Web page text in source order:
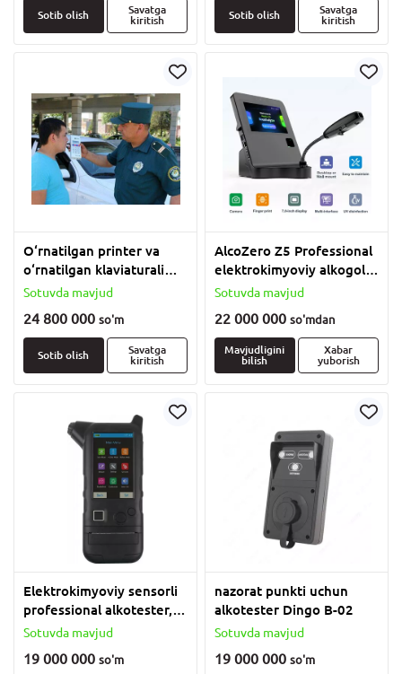
Sotib olish
Savatga
kiritish
Sotib olish
Savatga
kiritish
O‘rnatilgan printer va
o‘rnatilgan klaviaturali
AKPE-01M-03 alkogol
Sotuvda mavjud
24 800 000 so'm
Sotib olish
Savatga
kiritish
AlcoZero Z5 Professional
elektrokimyoviy alkogol
analizatori
Sotuvda mavjud
22 000 000 so'mdan
Mavjudligini
bilish
Xabar
yuborish
Elektrokimyoviy sensorli
professional alkotester,
ALCOSTOP 8000S
Sotuvda mavjud
19 000 000 so'm
nazorat punkti uchun
alkotester Dingo B-02
Sotuvda mavjud
19 000 000 so'm